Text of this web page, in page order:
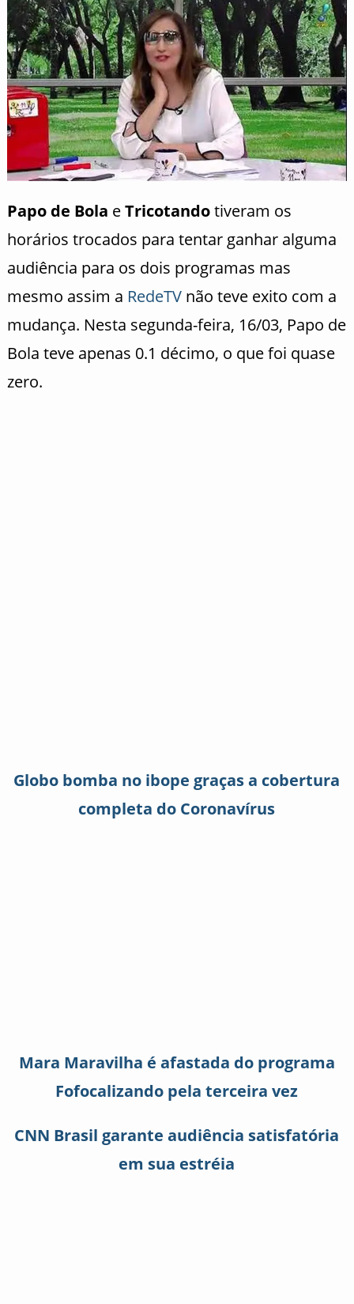
Papo de Bola eTricotandotiveram os
horários trocados para tentar ganhar alguma
audiência para os dois programas mas
mesmo assim a RedeTVnão teve exito com a
mudança. Nesta segunda-feira, 16/03, Papo de
Bola teve apenas 0.1 décimo, o que foi quase
zero.
Globo bomba no ibope graças a cobertura
completa do Coronavírus
Mara Maravilha é afastada do programa
Fofocalizando pela terceira vez
CNN Brasil garante audiência satisfatória
em sua estréia